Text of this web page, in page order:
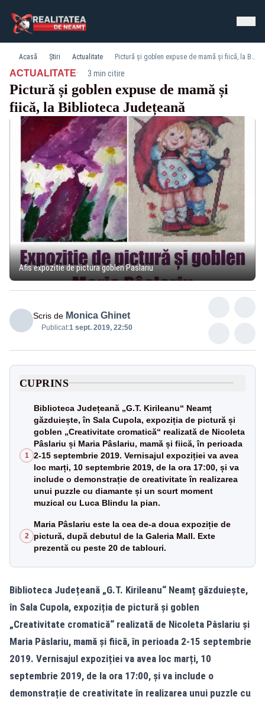
Acasă Știri Actualitate Pictură și goblen expuse de mamă și fiică, la Biblioteca Județeană
ACTUALITATE· 3 min citire
Pictură și goblen expuse de mamă și
fiică, la Biblioteca Județeană
Afis expozitie de pictura goblen Paslariu
Scris de Monica Ghinet
Publicat:1 sept. 2019, 22:50
CUPRINS
1
Biblioteca Județeană „G.T. Kirileanu“ Neamț
găzduiește, în Sala Cupola, expoziția de pictură și
goblen „Creativitate cromatică“ realizată de Nicoleta
Pâslariu și Maria Pâslariu, mamă și fiică, în perioada
2-15 septembrie 2019. Vernisajul expoziției va avea
loc marți, 10 septembrie 2019, de la ora 17:00, și va
include o demonstrație de creativitate în realizarea
unui puzzle cu diamante și un scurt moment
muzical cu Luca Blindu la pian.
2
Maria Pâslariu este la cea de-a doua expoziție de
pictură, după debutul de la Galeria Mall. Exte
prezentă cu peste 20 de tablouri.
Biblioteca Județeană „G.T. Kirileanu“ Neamț găzduiește,
în Sala Cupola, expoziția de pictură și goblen
„Creativitate cromatică“ realizată de Nicoleta Pâslariu și
Maria Pâslariu, mamă și fiică, în perioada 2-15 septembrie
2019. Vernisajul expoziției va avea loc marți, 10
septembrie 2019, de la ora 17:00, și va include o
demonstrație de creativitate în realizarea unui puzzle cu